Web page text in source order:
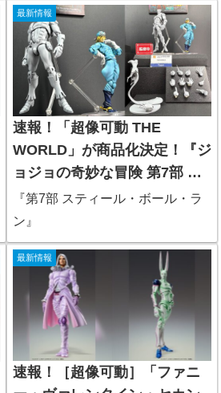
最新情報
速報！「超像可動 THE
WORLD」が商品化決定！『ジ
ョジョの奇妙な冒険 第7部 ス
ティール・ボール・ラン』
『第7部 スティール・ボール・ラ
ン』
最新情報
速報！［超像可動］「ファニ